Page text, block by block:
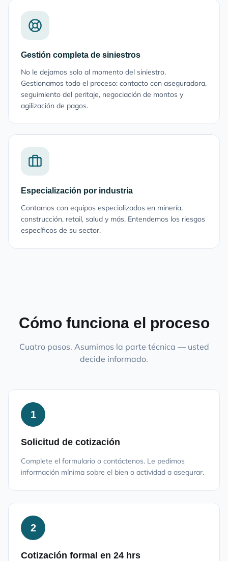
Gestión completa de siniestros
No le dejamos solo al momento del siniestro.
Gestionamos todo el proceso: contacto con aseguradora,
seguimiento del peritaje, negociación de montos y
agilización de pagos.
Especialización por industria
Contamos con equipos especializados en minería,
construcción, retail, salud y más. Entendemos los riesgos
específicos de su sector.
Cómo funciona el proceso
Cuatro pasos. Asumimos la parte técnica — usted
decide informado.
1
Solicitud de cotización
Complete el formulario o contáctenos. Le pedimos
información mínima sobre el bien o actividad a asegurar.
2
Cotización formal en 24 hrs